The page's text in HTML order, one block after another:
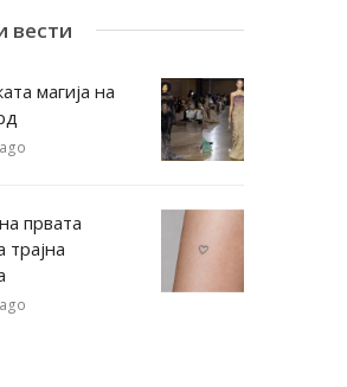
вести
магија на
првата
трајна